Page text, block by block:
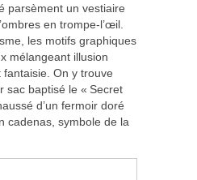
parsèment un vestiaire
en trompe-l’œil.
les motifs graphiques
mélangeant illusion
fantaisie. On y trouve
sac baptisé le « Secret
d’un fermoir doré
cadenas, symbole de la